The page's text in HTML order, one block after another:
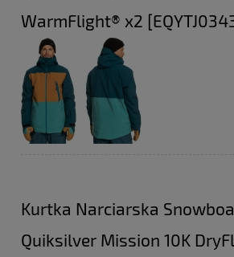
WarmFlight® x2
Kurtka Narciarska
Quiksilver Mission 10K